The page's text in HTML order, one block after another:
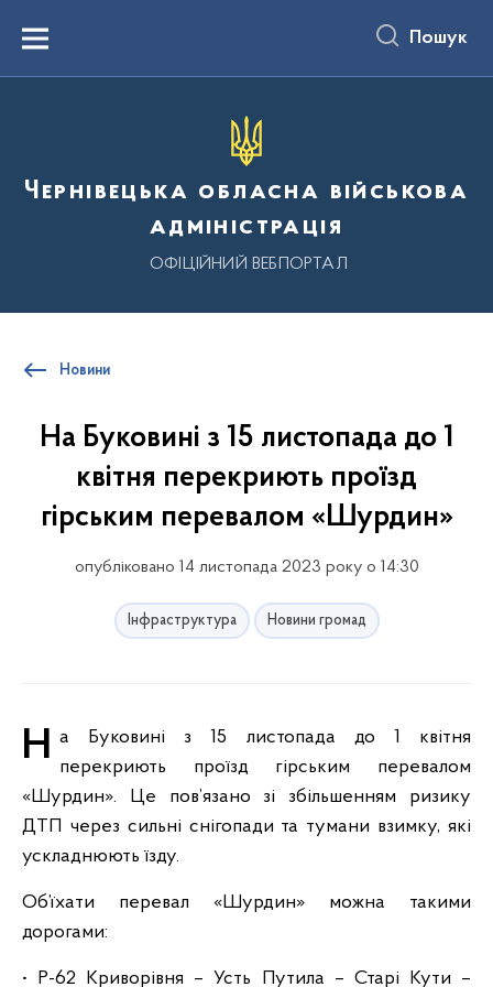
вмістуMenu Пошук
Чернівецька обласна військова
адміністрація
ОФІЦІЙНИЙ ВЕБПОРТАЛ
Новини
На Буковині з 15 листопада до 1
квітня перекриють проїзд
гірським перевалом «Шурдин»
опубліковано 14 листопада 2023 року о 14:30
Інфраструктура Новини громад
На Буковині з 15 листопада до 1 квітня перекриють проїзд гірським перевалом
«Шурдин». Це пов’язано зі збільшенням ризику
ДТП через сильні снігопади та тумани взимку, які
ускладнюють їзду.
Об’їхати перевал «Шурдин» можна такими
дорогами:
• Р-62 Криворівня – Усть Путила – Старі Кути –